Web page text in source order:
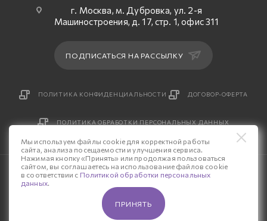
г. Москва, м. Дубровка, ул. 2-я
Машиностроения, д. 17, стр. 1, офис 311
ПОДПИСАТЬСЯ НА РАССЫЛКУ
ПОЛИТИКА КОНФИДЕНЦИАЛЬНОСТИ ДОГОВОР-ОФЕРТА
ПОЛИТИКА ОБРАБОТКИ ПЕРСОНАЛЬНЫХ ДАННЫХ
© 2026 Интернет-магазин «М-Постель».
Разработка сайта — «Четвертый Рим»
Мы используем файлы cookie для корректной работы
сайта, анализа посещаемости и улучшения сервиса.
Нажимая кнопку «Принять» или продолжая пользоваться
сайтом, вы соглашаетесь на использование файлов cookie
в соответствии с Политикой обработки персональных
данных.
ПРИНЯТЬ